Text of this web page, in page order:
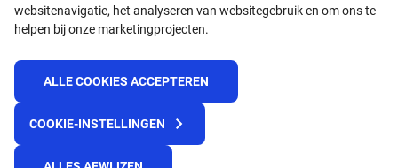
websitenavigatie, het analyseren van websitegebruik en om ons te
helpen bij onze marketingprojecten.
ALLE COOKIES ACCEPTEREN
COOKIE-INSTELLINGEN